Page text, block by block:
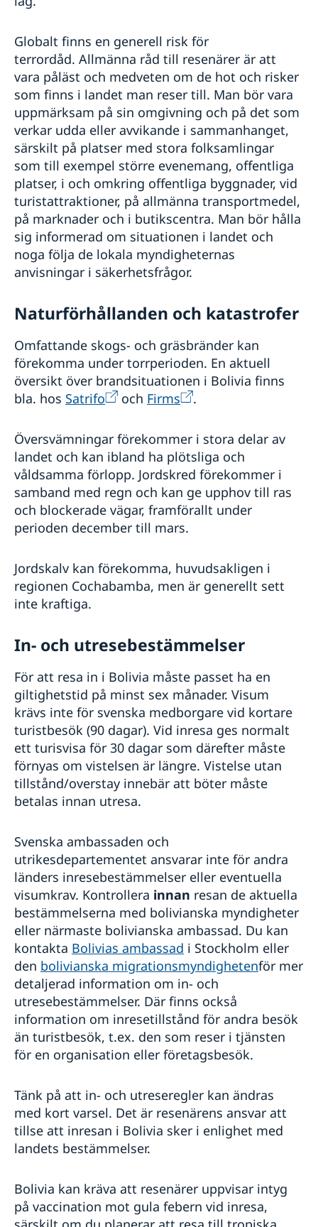
Globalt finns en generell risk för
terrordåd. Allmänna råd till resenärer är att
vara påläst och medveten om de hot och risker
som finns i landet man reser till. Man bör vara
uppmärksam på sin omgivning och på det som
verkar udda eller avvikande i sammanhanget,
särskilt på platser med stora folksamlingar
som till exempel större evenemang, offentliga
platser, i och omkring offentliga byggnader, vid
turistattraktioner, på allmänna transportmedel,
på marknader och i butikscentra. Man bör hålla
sig informerad om situationen i landet och
noga följa de lokala myndigheternas
anvisningar i säkerhetsfrågor.
Naturförhållanden och katastrofer
Omfattande skogs- och gräsbränder kan
förekomma under torrperioden. En aktuell
översikt över brandsituationen i Bolivia finns
bla. hos Satrifo och Firms .
Översvämningar förekommer i stora delar av
landet och kan ibland ha plötsliga och
våldsamma förlopp. Jordskred förekommer i
samband med regn och kan ge upphov till ras
och blockerade vägar, framförallt under
perioden december till mars.
Jordskalv kan förekomma, huvudsakligen i
regionen Cochabamba, men är generellt sett
inte kraftiga.
In- och utresebestämmelser
För att resa in i Bolivia måste passet ha en
giltighetstid på minst sex månader. Visum
krävs inte för svenska medborgare vid kortare
turistbesök (90 dagar). Vid inresa ges normalt
ett turisvisa för 30 dagar som därefter måste
förnyas om vistelsen är längre. Vistelse utan
tillstånd/overstay innebär att böter måste
betalas innan utresa.
Svenska ambassaden och
utrikesdepartementet ansvarar inte för andra
länders inresebestämmelser eller eventuella
visumkrav. Kontrollera innan resan de aktuella
bestämmelserna med bolivianska myndigheter
eller närmaste bolivianska ambassad. Du kan
kontakta Bolivias ambassad i Stockholm eller
den bolivianska migrationsmyndighetenför mer
detaljerad information om in- och
utresebestämmelser. Där finns också
information om inresetillstånd för andra besök
än turistbesök, t.ex. den som reser i tjänsten
för en organisation eller företagsbesök.
Tänk på att in- och utreseregler kan ändras
med kort varsel. Det är resenärens ansvar att
tillse att inresan i Bolivia sker i enlighet med
landets bestämmelser.
Bolivia kan kräva att resenärer uppvisar intyg
på vaccination mot gula febern vid inresa,